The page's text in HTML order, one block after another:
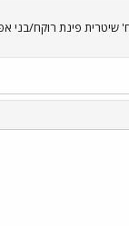
פינת רוקח/בני